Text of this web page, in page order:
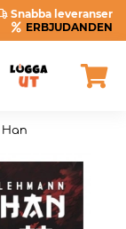
Snabba leveranser
ERBJUDANDEN